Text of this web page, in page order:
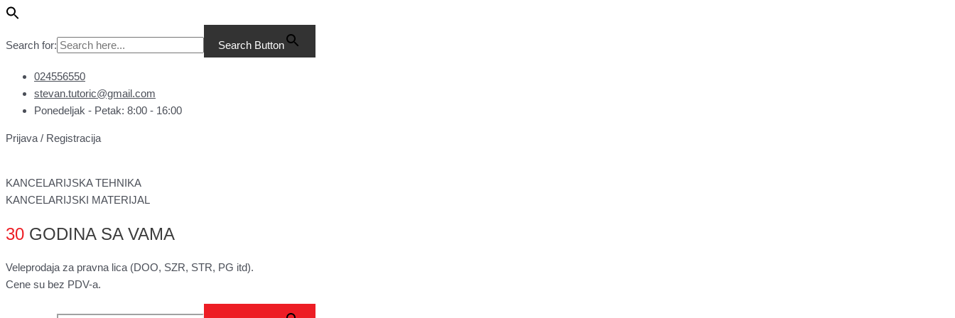
Search for: Search Button
Pređi
sadržaj
024556550
stevan.tutoric@gmail.com
Ponedeljak - Petak: 8:00 - 16:00
Prijava / Registracija
KANCELARIJSKA TEHNIKA
KANCELARIJSKI MATERIJAL
30 GODINA SA VAMA
Veleprodaja za pravna lica (DOO, SZR, STR, PG itd).
Cene su bez PDV-a.
Main
KOVERTA11X23CM
LEVI
količina